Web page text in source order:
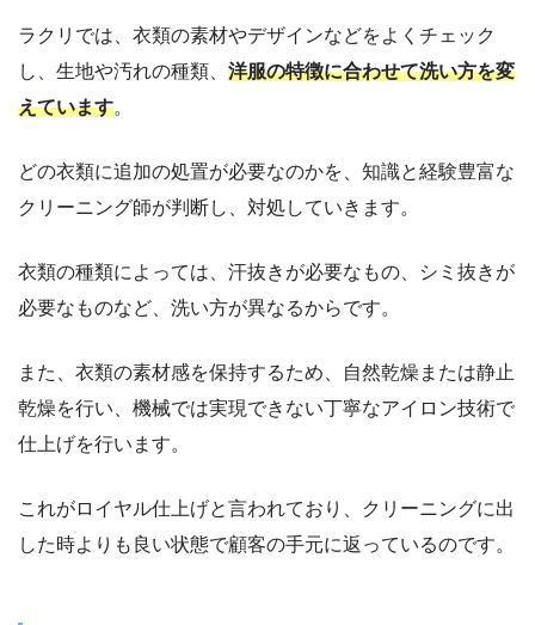
ラクリでは、衣類の素材やデザインなどをよくチェック
し、生地や汚れの種類、 洋服の特徴に合わせて洗い方を変
えています。
どの衣類に追加の処置が必要なのかを、知識と経験豊富な
クリーニング師が判断し、対処していきます。
衣類の種類によっては、汗抜きが必要なもの、シミ抜きが
必要なものなど、洗い方が異なるからです。
また、衣類の素材感を保持するため、自然乾燥または静止
乾燥を行い、機械では実現できない丁寧なアイロン技術で
仕上げを行います。
これがロイヤル仕上げと言われており、クリーニングに出
した時よりも良い状態で顧客の手元に返っているのです。